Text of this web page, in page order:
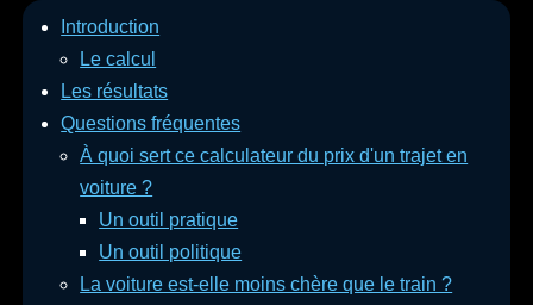
Introduction
Le calcul
Les résultats
Questions fréquentes
À quoi sert ce calculateur du prix d'un trajet en
voiture ?
Un outil pratique
Un outil politique
La voiture est-elle moins chère que le train ?